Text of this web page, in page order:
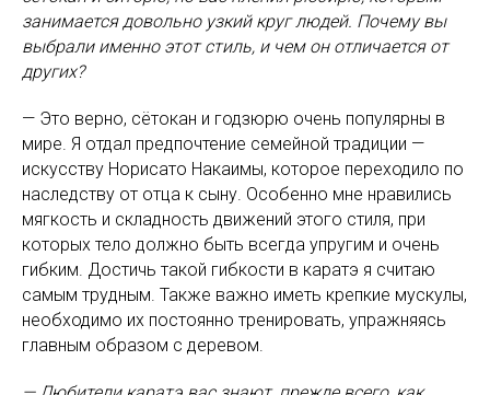
занимается довольно узкий круг людей. Почему вы
выбрали именно этот стиль, и чем он отличается от
других?
— Это верно, сётокан и годзюрю очень популярны в
мире. Я отдал предпочтение семейной традиции —
искусству Норисато Накаимы, которое переходило по
наследству от отца к сыну. Особенно мне нравились
мягкость и складность движений этого стиля, при
которых тело должно быть всегда упругим и очень
гибким. Достичь такой гибкости в каратэ я считаю
самым трудным. Также важно иметь крепкие мускулы,
необходимо их постоянно тренировать, упражняясь
главным образом с деревом.